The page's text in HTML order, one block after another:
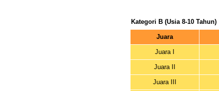
Kategori B (Usia 8-10 Tahun)
Juara
Juara I
Juara II
Juara III